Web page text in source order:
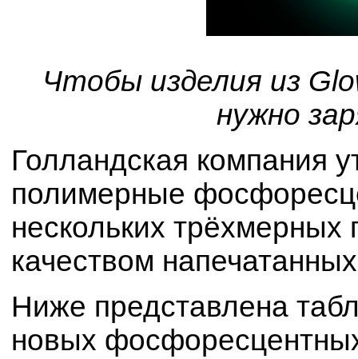
Чтобы изделия из
нужно
Голландская компания
полимерные
нескольких трёхмерных
качеством
Ниже представлена
новых